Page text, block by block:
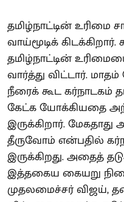
தமிழ்நாட்டின் உரிமை
வாய்மூடிக்
தமிழ்நாட்டின்
வார்த்து விட்டார்.
நீரைக் கூட கர்நாடகம்
கேட்க யோக்கியதை
இருக்கிறார்.
தீருவோம் என்பதில்
இருக்கிறது. அதைத்
இத்தகைய கையறு
முதலமைச்சர் விஜய்,